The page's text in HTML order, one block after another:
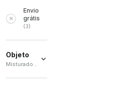
Envio
grátis
(3)
Objeto
Misturador de cozinha / Monocomando